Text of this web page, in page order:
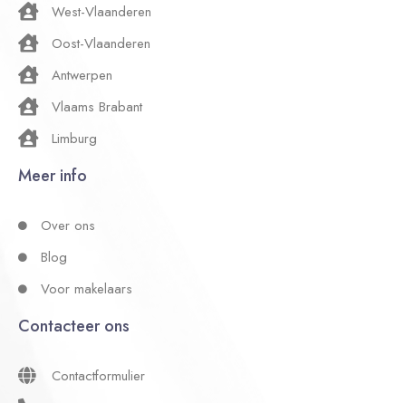
West-Vlaanderen
Oost-Vlaanderen
Antwerpen
Vlaams Brabant
Limburg
Meer info
Over ons
Blog
Voor makelaars
Contacteer ons
Contactformulier